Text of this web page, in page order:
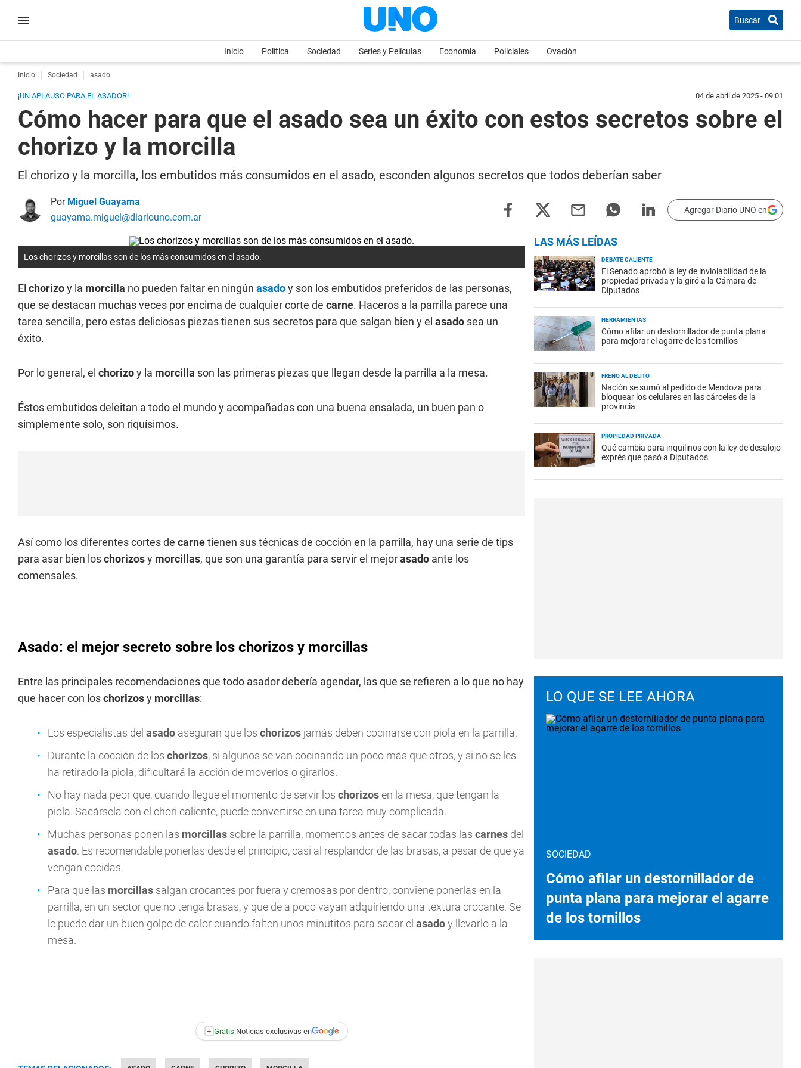
Buscar
Inicio Política Sociedad Series y Películas Economia Policiales Ovación
Inicio Sociedad asado
¡UN APLAUSO PARA EL ASADOR! 04 de abril de 2025 - 09:01
Cómo hacer para que el asado sea un éxito con estos secretos sobre el
chorizo y la morcilla
El chorizo y la morcilla, los embutidos más consumidos en el asado, esconden algunos secretos que todos deberían saber
Por Miguel Guayama
guayama.miguel@diariouno.com.ar
Agregar Diario UNO en
Los chorizos y morcillas son de los más consumidos en el asado.
El chorizoy la morcilla no pueden faltar en ningún asadoy son los embutidos preferidos de las personas,
que se destacan muchas veces por encima de cualquier corte de carne. Haceros a la parrilla parece una
tarea sencilla, pero estas deliciosas piezas tienen sus secretos para que salgan bien y el asado sea un
éxito.
Por lo general, el chorizoy la morcilla son las primeras piezas que llegan desde la parrilla a la mesa.
Éstos embutidos deleitan a todo el mundo y acompañadas con una buena ensalada, un buen pan o
simplemente solo, son riquísimos.
Así como los diferentes cortes de carnetienen sus técnicas de cocción en la parrilla, hay una serie de tips
para asar bien loschorizosy morcillas, que son una garantía para servir el mejorasado ante los
comensales.
Asado: el mejor secreto sobre los chorizos y morcillas
Entre las principales recomendaciones que todo asador debería agendar, las que se refieren a lo que no hay
que hacer con loschorizosy morcillas:
Los especialistas del asado aseguran que los chorizos jamás deben cocinarse con piola en la parrilla.
Durante la cocción de los chorizos, si algunos se van cocinando un poco más que otros, y si no se les
ha retirado la piola, dificultará la acción de moverlos o girarlos.
No hay nada peor que, cuando llegue el momento de servir los chorizosen la mesa, que tengan la
piola. Sacársela con el chori caliente, puede convertirse en una tarea muy complicada.
Muchas personas ponen las morcillas sobre la parrilla, momentos antes de sacar todas las carnes del
asado. Es recomendable ponerlas desde el principio, casi al resplandor de las brasas, a pesar de que ya
vengan cocidas.
Para que las morcillas salgan crocantes por fuera y cremosas por dentro, conviene ponerlas en la
parrilla, en un sector que no tenga brasas, y que de a poco vayan adquiriendo una textura crocante. Se
le puede dar un buen golpe de calor cuando falten unos minutitos para sacar el asadoy llevarlo a la
mesa.
+ Gratis:Noticias exclusivas en
LAS MÁS LEÍDAS
DEBATE CALIENTE
El Senado aprobó la ley de inviolabilidad de la
propiedad privada y la giró a la Cámara de
Diputados
HERRAMIENTAS
Cómo afilar un destornillador de punta plana
para mejorar el agarre de los tornillos
FRENO AL DELITO
Nación se sumó al pedido de Mendoza para
bloquear los celulares en las cárceles de la
provincia
PROPIEDAD PRIVADA
Qué cambia para inquilinos con la ley de desalojo
exprés que pasó a Diputados
LO QUE SE LEE AHORA
SOCIEDAD
Cómo afilar un destornillador de
punta plana para mejorar el agarre
de los tornillos